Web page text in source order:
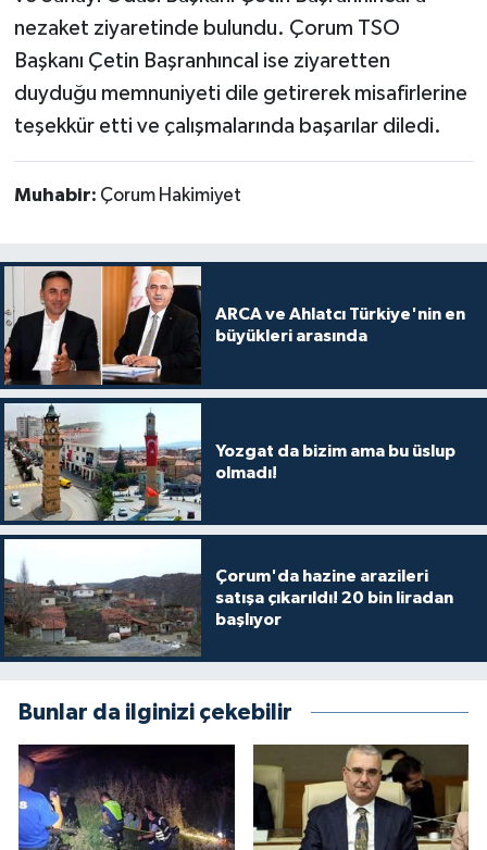
nezaket ziyaretinde bulundu. Çorum TSO
Başkanı Çetin Başranhıncal ise ziyaretten
duyduğu memnuniyeti dile getirerek misafirlerine
teşekkür etti ve çalışmalarında başarılar diledi.
Muhabir: Çorum Hakimiyet
ARCA ve Ahlatcı Türkiye'nin en
büyükleri arasında
Yozgat da bizim ama bu üslup
olmadı!
Çorum'da hazine arazileri
satışa çıkarıldı! 20 bin liradan
başlıyor
Bunlar da ilginizi çekebilir